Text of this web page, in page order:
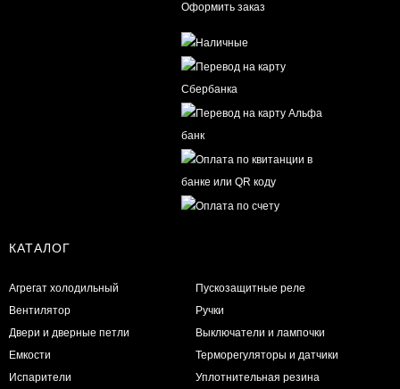
Оформить заказ
КАТАЛОГ
Агрегат холодильный
Вентилятор
Двери и дверные петли
Емкости
Испарители
Пускозащитные реле
Ручки
Выключатели и лампочки
Терморегуляторы и датчики
Уплотнительная резина